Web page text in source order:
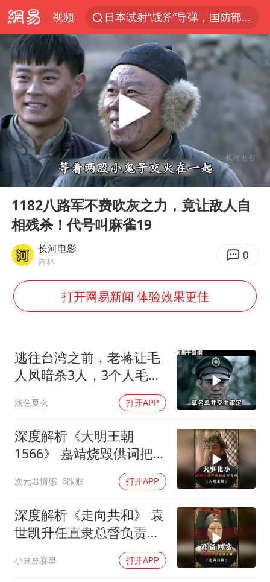
视频
日本试射“战斧”导弹，国防部回应
曝韩国足协为外籍裁判员安排色情招待
刘国正说向鹏打得很窝囊
四川宜宾市高县4.9级地震致1人死亡
向鹏0-3不敌张本智和
“新疆阿勒泰八月能滑雪”不实
我国外贸延续良好增长态势
山东一元代青花杯离奇失踪
陈幸同晋级WTT横滨冠军赛8强
夯实基础开新局
Play
00:00 03:32
1182八路军不费吹灰之力，竟让敌人自
相残杀！代号叫麻雀19
长河电影
吉林 0
打开网易新闻 体验效果更佳
逃往台湾之前，老蒋让毛
人凤暗杀3人，3个人毛人
浅色夏么 打开APP
深度解析《大明王朝
1566》 嘉靖烧毁供词把浙
次元君情感 6跟贴 打开APP
深度解析《走向共和》 袁
世凯升任直隶总督负责接
小豆豆赛事 打开APP